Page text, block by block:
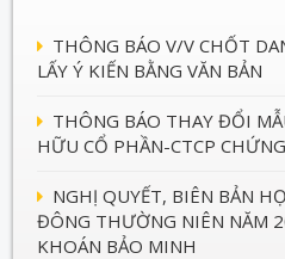
THÔNG BÁO V/V CHỐT
LẤY Ý KIẾN BẰNG VĂN BẢN
THÔNG BÁO THAY ĐỔI
HỮU CỔ PHẦN-CTCP
NGHỊ QUYẾT, BIÊN BẢN
ĐÔNG THƯỜNG NIÊN NĂM
KHOÁN BẢO MINH